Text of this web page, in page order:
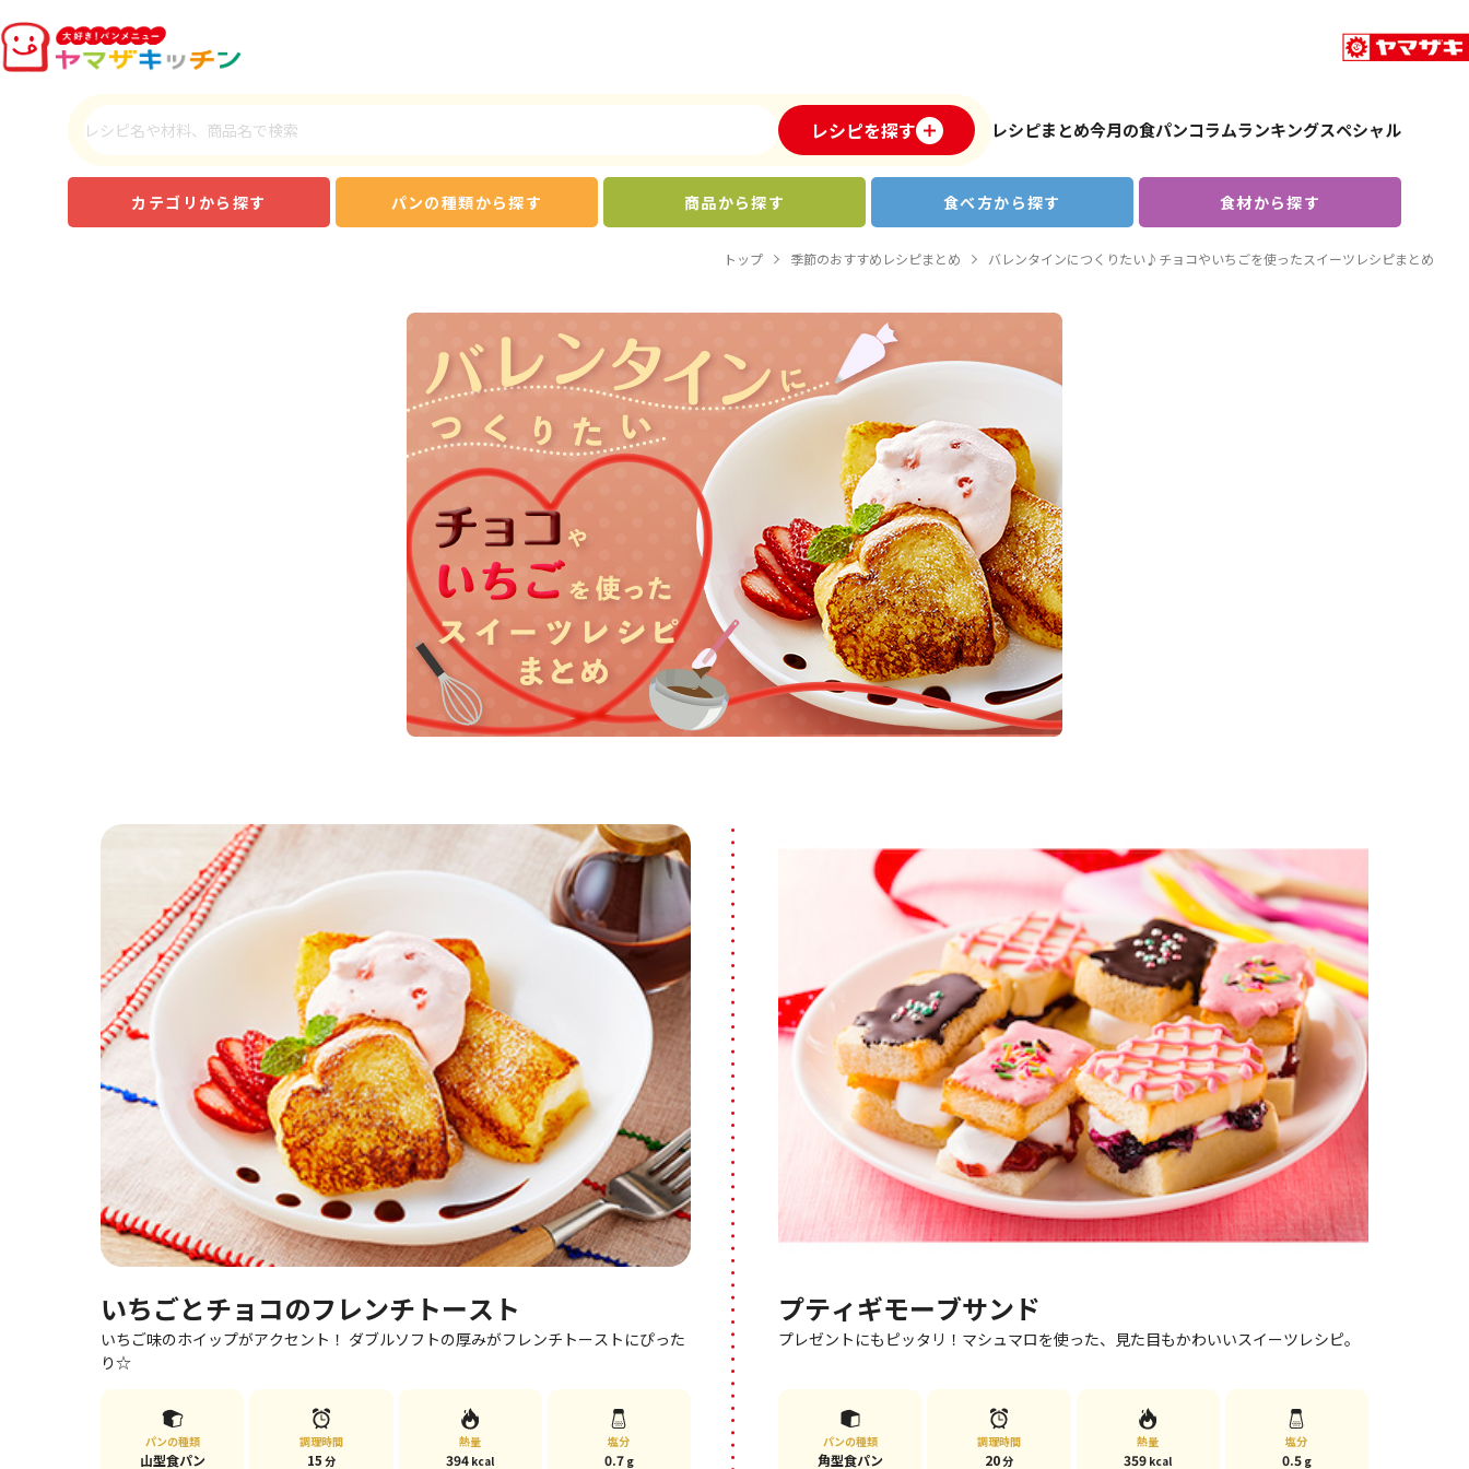
レシピを探す レシピまとめ今月の食パンコラムランキングスペシャル
カテゴリから探す パンの種類から探す 商品から探す 食べ方から探す 食材から探す
トップ 季節のおすすめレシピまとめ バレンタインにつくりたい♪チョコやいちごを使ったスイーツレシピまとめ
いちごとチョコのフレンチトースト
いちご味のホイップがアクセント！ ダブルソフトの厚みがフレンチトーストにぴった
り☆
パンの種類
山型食パン
調理時間
15 分
熱量
394 kcal
塩分
0.7 g
プティギモーブサンド
プレゼントにもピッタリ！マシュマロを使った、見た目もかわいいスイーツレシピ。
パンの種類
角型食パン
調理時間
20分
熱量
359 kcal
塩分
0.5 g